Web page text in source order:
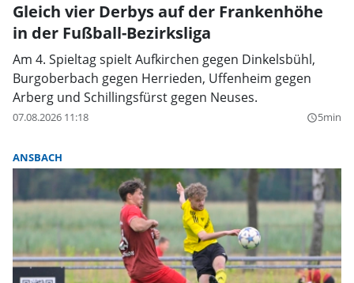
Gleich vier Derbys auf der Frankenhöhe
in der Fußball-Bezirksliga
Am 4. Spieltag spielt Aufkirchen gegen Dinkelsbühl,
Burgoberbach gegen Herrieden, Uffenheim gegen
Arberg und Schillingsfürst gegen Neuses.
07.08.2026 11:18 query_builder5min
ANSBACH